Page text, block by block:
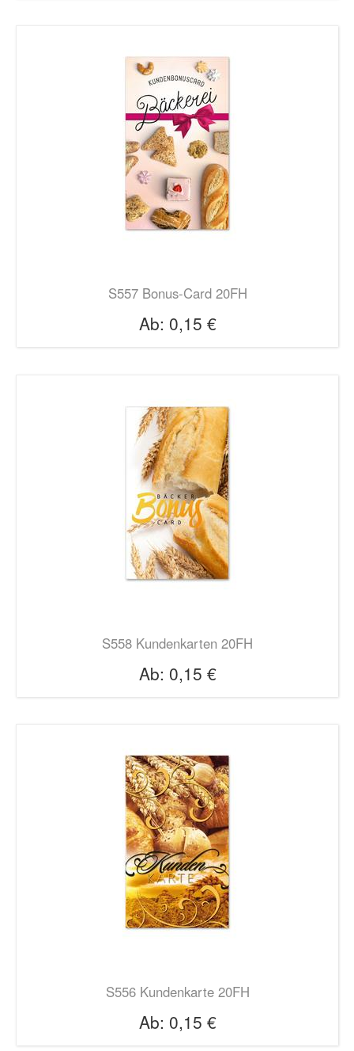
S557 Bonus-Card 20FH
Ab: 0,15 €
S558 Kundenkarten 20FH
Ab: 0,15 €
S556 Kundenkarte 20FH
Ab: 0,15 €